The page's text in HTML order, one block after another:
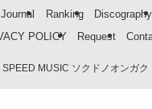
Journal Ranking Discography
POLICY
Request
SPEED MUSIC ソクドノオンガク